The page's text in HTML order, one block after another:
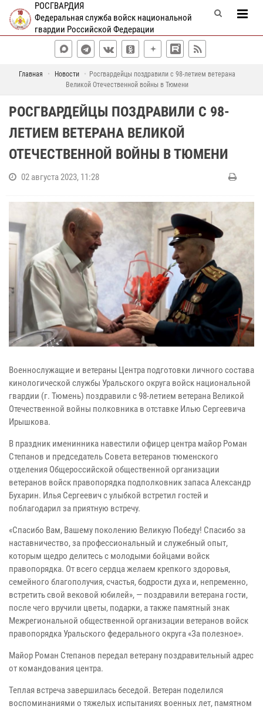
РОСГВАРДИЯ
Федеральная служба войск национальной
гвардии Российской Федерации
Главная Новости
Росгвардейцы поздравили с 98-летием ветерана
Великой Отечественной войны в Тюмени
РОСГВАРДЕЙЦЫ ПОЗДРАВИЛИ С 98-
ЛЕТИЕМ ВЕТЕРАНА ВЕЛИКОЙ
ОТЕЧЕСТВЕННОЙ ВОЙНЫ В ТЮМЕНИ
02 августа 2023, 11:28
Военнослужащие и ветераны Центра подготовки личного состава
кинологической службы Уральского округа войск национальной
гвардии (г. Тюмень) поздравили с 98-летием ветерана Великой
Отечественной войны полковника в отставке Илью Сергеевича
Ирышкова.
В праздник именинника навестили офицер центра майор Роман
Степанов и председатель Совета ветеранов тюменского
отделения Общероссийской общественной организации
ветеранов войск правопорядка подполковник запаса Александр
Бухарин. Илья Сергеевич с улыбкой встретил гостей и
поблагодарил за приятную встречу.
«Спасибо Вам, Вашему поколению Великую Победу! Спасибо за
наставничество, за профессиональный и служебный опыт,
которым щедро делитесь с молодыми бойцами войск
правопорядка. От всего сердца желаем крепкого здоровья,
семейного благополучия, счастья, бодрости духа и, непременно,
встретить свой вековой юбилей», — поздравили ветерана гости,
после чего вручили цветы, подарки, а также памятный знак
Межрегиональной общественной организации ветеранов войск
правопорядка Уральского федерального округа «За полезное».
Майор Роман Степанов передал ветерану поздравительный адрес
от командования центра.
Теплая встреча завершилась беседой. Ветеран поделился
воспоминаниями о тяжелых испытаниях военных лет, памятном